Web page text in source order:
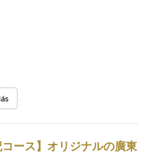
Cena
ース】オリジナルの廣東